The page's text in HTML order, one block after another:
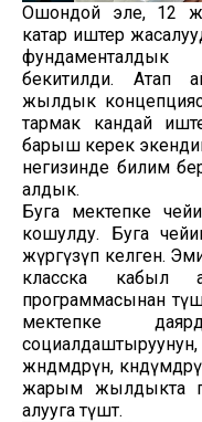
Ошондой эле, 12
катар иштер
фундаменталдык
бекитилди. Атап
жылдык
тармак кандай
барыш керек
негизинде билим
алдык.
Буга мектепке
кошулду. Буга
жүргүзүп келген.
класска кабыл
программасынан
мектепке
жөндөмдөрүн,
жарым жылдыкта
алууга өтүшөт.